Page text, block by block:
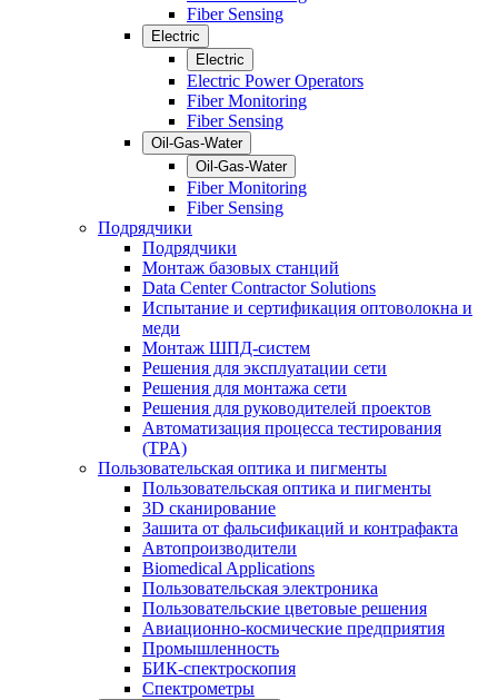
Fiber Sensing
Electric
Electric
Electric Power Operators
Fiber Monitoring
Fiber Sensing
Oil-Gas-Water
Oil-Gas-Water
Fiber Monitoring
Fiber Sensing
Подрядчики
Подрядчики
Монтаж базовых станций
Data Center Contractor Solutions
Испытание и сертификация оптоволокна и
меди
Монтаж ШПД-систем
Решения для эксплуатации сети
Решения для монтажа сети
Решения для руководителей проектов
Автоматизация процесса тестирования
(TPA)
Пользовательская оптика и пигменты
Пользовательская оптика и пигменты
3D сканирование
Зашита от фальсификаций и контрафакта
Автопроизводители
Biomedical Applications
Пользовательская электроника
Пользовательские цветовые решения
Авиационно-космические предприятия
Промышленность
БИК-спектроскопия
Спектрометры